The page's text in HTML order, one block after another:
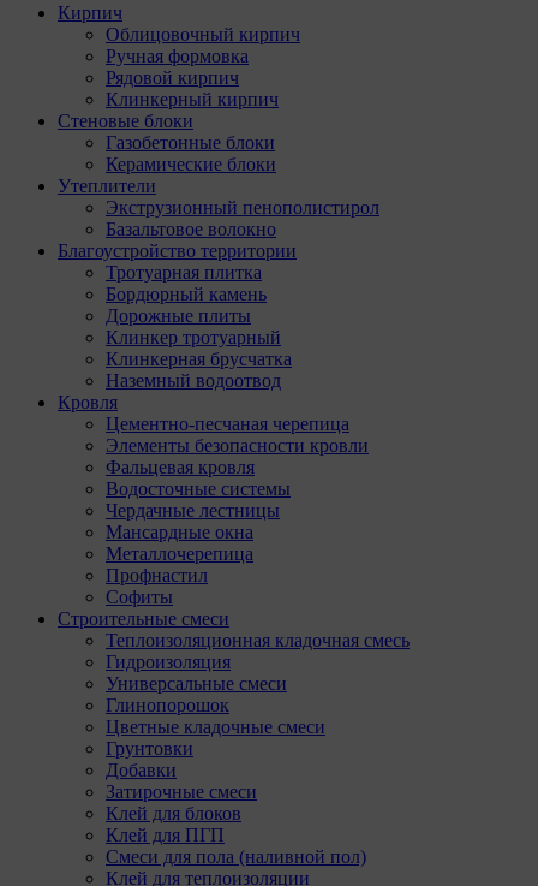
Кирпич
Облицовочный кирпич
Ручная формовка
Рядовой кирпич
Клинкерный кирпич
Стеновые блоки
Газобетонные блоки
Керамические блоки
Утеплители
Экструзионный пенополистирол
Базальтовое волокно
Благоустройство территории
Тротуарная плитка
Бордюрный камень
Дорожные плиты
Клинкер тротуарный
Клинкерная брусчатка
Наземный водоотвод
Кровля
Цементно-песчаная черепица
Элементы безопасности кровли
Фальцевая кровля
Водосточные системы
Чердачные лестницы
Мансардные окна
Металлочерепица
Профнастил
Софиты
Строительные смеси
Теплоизоляционная кладочная смесь
Гидроизоляция
Универсальные смеси
Глинопорошок
Цветные кладочные смеси
Грунтовки
Добавки
Затирочные смеси
Клей для блоков
Клей для ПГП
Смеси для пола (наливной пол)
Клей для теплоизоляции